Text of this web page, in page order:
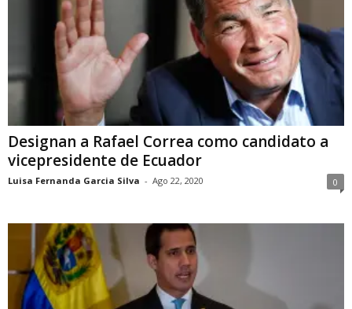
Designan a Rafael Correa como candidato a
vicepresidente de Ecuador
Luisa Fernanda Garcia Silva - Ago 22, 2020 0